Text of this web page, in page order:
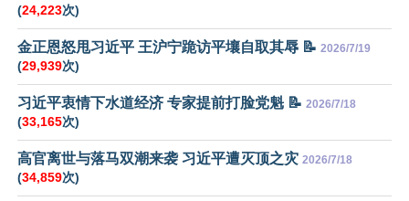
(24,223次)
金正恩怒甩习近平 王沪宁跪访平壤自取其辱 📝 2026/7/19
(29,939次)
习近平衷情下水道经济 专家提前打脸党魁 📝 2026/7/18
(33,165次)
高官离世与落马双潮来袭 习近平遭灭顶之灾 2026/7/18
(34,859次)